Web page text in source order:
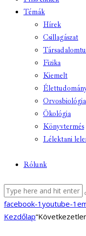
Témák
Hírek
Csillagászat
Fizika
Kiemelt
Orvosbiológia
Ökológia
Könyvtermés
Lélektani
Rólunk
facebook-1 youtube-1
Kezdőlap